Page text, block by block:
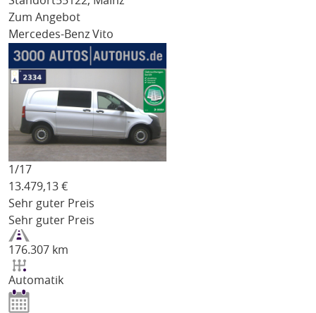
Zum Angebot
Mercedes-Benz Vito
1/17
13.479,13 €
Sehr guter Preis
Sehr guter Preis
176.307 km
Automatik